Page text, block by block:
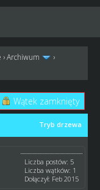
›Archiwum ›
Wątek zamknięty
Tryb drzewa
Liczba postów: 5
Liczba wątków: 1
Dołączył: Feb 2015